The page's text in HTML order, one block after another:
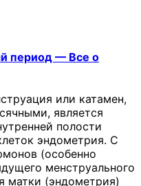
период — Все о
или катамен,
является
полости
эндометрия. С
(особенно
менструального
матки (эндометрия)